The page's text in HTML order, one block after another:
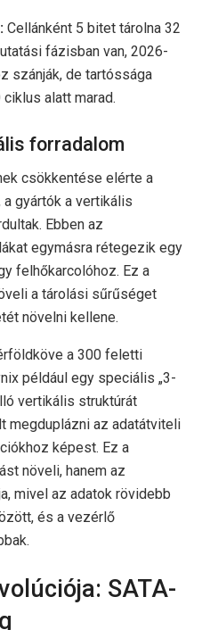
Cellánként 5 bitet tárolna 32
fázisban van, 2026-
szánják, de tartóssága
alatt marad.
forradalom
csökkentése elérte a
a gyártók a vertikális
Ebben az
egymásra rétegezik egy
felhőkarcolóhoz. Ez a
a tárolási sűrűséget
növelni kellene.
a 300 feletti
például egy speciális „3-
vertikális struktúrát
megduplázni az adatátviteli
képest. Ez a
növeli, hanem az
mivel az adatok rövidebb
és a vezérlő
SATA-